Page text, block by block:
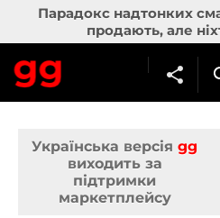
Парадокс надтонких
продають, але
Українська версія gg
виходить за
підтримки
маркетплейсу